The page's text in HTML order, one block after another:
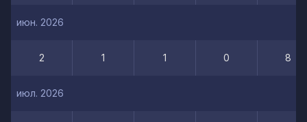
июн. 2026
2 1 1 0 8
июл. 2026